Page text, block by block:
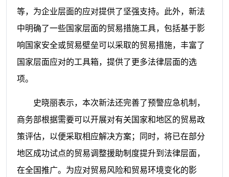
等，为企业层面的应对提供了坚强支持。此外，新法
中明确了一些国家层面的贸易措施工具，包括基于影
响国家安全或贸易壁垒可以采取的贸易措施，丰富了
国家层面应对的工具箱，提供了更多法律层面的选
项。
史晓丽表示，本次新法还完善了预警应急机制，
商务部根据需要可以开展对有关国家和地区的贸易政
策评估，以便采取相应解决方案；同时，将已在部分
地区成功试点的贸易调整援助制度提升到法律层面，
在全国推广。为应对贸易风险和贸易环境变化的影